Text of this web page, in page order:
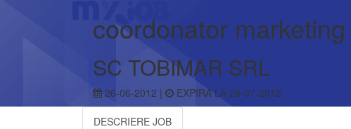
coordonator marketing
SC TOBIMAR SRL
26-06-2012 | EXPIRA LA 26-07-2012
DESCRIERE JOB